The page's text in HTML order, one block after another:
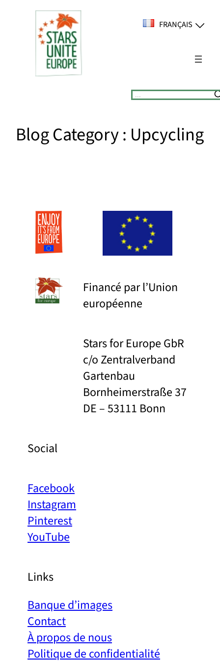
FRANÇAIS
Suchen
Blog Category : Upcycling
Financé par l’Union
européenne
Stars for Europe GbR
c/o Zentralverband
Gartenbau
Bornheimerstraße 37
DE – 53111 Bonn
Social
Facebook
Instagram
Pinterest
YouTube
Links
Banque d’images
Contact
À propos de nous
Politique de confidentialité